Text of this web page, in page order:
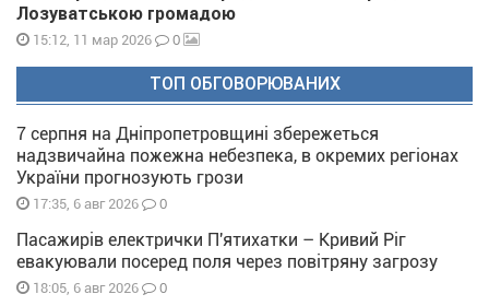
Лозуватською громадою
15:12, 11 мар 2026 0
ТОП ОБГОВОРЮВАНИХ
7 серпня на Дніпропетровщині збережеться
надзвичайна пожежна небезпека, в окремих регіонах
України прогнозують грози
17:35, 6 авг 2026 0
Пасажирів електрички П'ятихатки – Кривий Ріг
евакуювали посеред поля через повітряну загрозу
18:05, 6 авг 2026 0